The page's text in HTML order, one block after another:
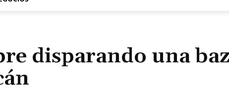
disparando una